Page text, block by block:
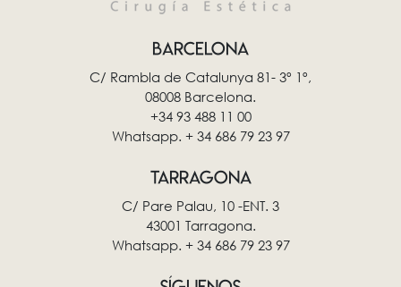
BARCELONA
C/ Rambla de Catalunya 81- 3º 1º,
08008 Barcelona.
+34 93 488 11 00
Whatsapp. + 34 686 79 23 97
TARRAGONA
C/ Pare Palau, 10 -ENT. 3
43001 Tarragona.
Whatsapp. + 34 686 79 23 97